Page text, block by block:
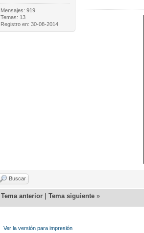
Mensajes: 919
Temas: 13
Registro en: 30-08-2014
Buscar
Tema anterior Tema siguiente »
Ver la versión para impresión